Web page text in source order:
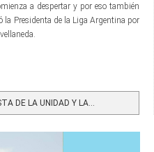
a despertar y por eso también
la Presidenta de la Liga Argentina por
DE LA UNIDAD Y LA...